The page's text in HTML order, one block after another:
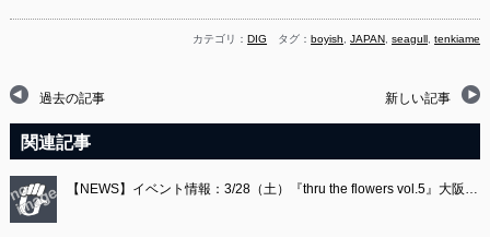
カテゴリ：DIG タグ：boyish ,JAPAN ,seagull ,tenkiame
過去の記事 新しい記事
関連記事
【NEWS】イベント情報：3/28（土）『thru the flowers vol.5』大阪…